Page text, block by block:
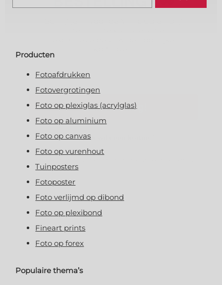
Producten
Fotoafdrukken
Fotovergrotingen
Foto op plexiglas (acrylglas)
Foto op aluminium
Foto op canvas
Foto op vurenhout
Tuinposters
Fotoposter
Foto verlijmd op dibond
Foto op plexibond
Fineart prints
Foto op forex
Populaire thema’s
op de hoogte van alle acties,
Claim korting!
Door je aan te melden, ga je akkoord met het ontvangen van e-mailmarketing